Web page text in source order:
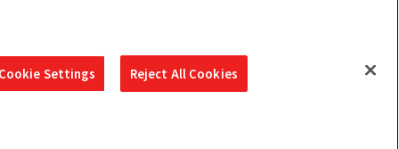
Settings Reject All Cookies